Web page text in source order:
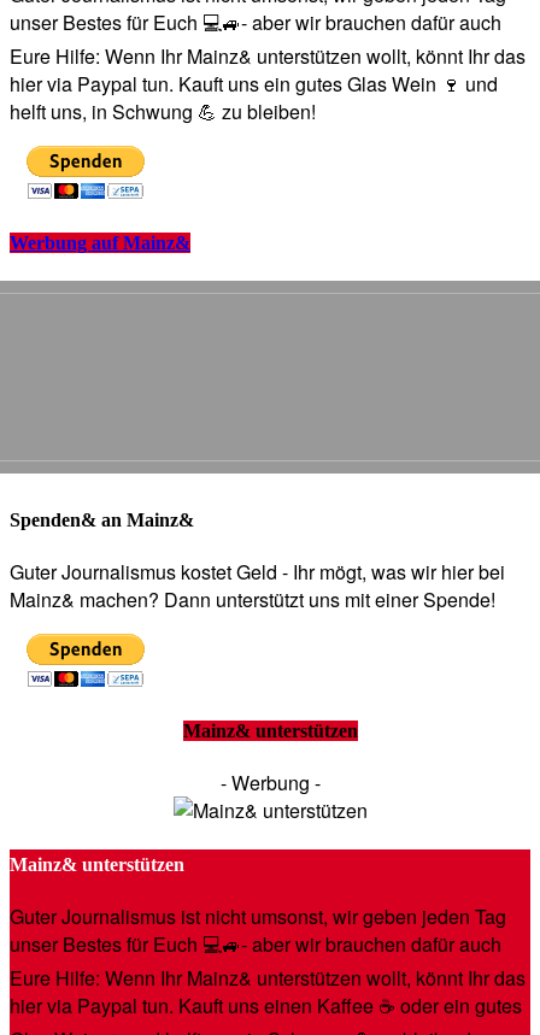
unser Bestes für Euch 💻🚙- aber wir brauchen dafür auch
Eure Hilfe: Wenn Ihr Mainz& unterstützen wollt, könnt Ihr das
hier via Paypal tun. Kauft uns ein gutes Glas Wein 🍷 und
helft uns, in Schwung 💪 zu bleiben!
Werbung auf Mainz&
Spenden& an Mainz&
Guter Journalismus kostet Geld - Ihr mögt, was wir hier bei
Mainz& machen? Dann unterstützt uns mit einer Spende!
Mainz& unterstützen
- Werbung -
Mainz& unterstützen
Guter Journalismus ist nicht umsonst, wir geben jeden Tag
unser Bestes für Euch 💻🚙- aber wir brauchen dafür auch
Eure Hilfe: Wenn Ihr Mainz& unterstützen wollt, könnt Ihr das
hier via Paypal tun. Kauft uns einen Kaffee ☕️ oder ein gutes